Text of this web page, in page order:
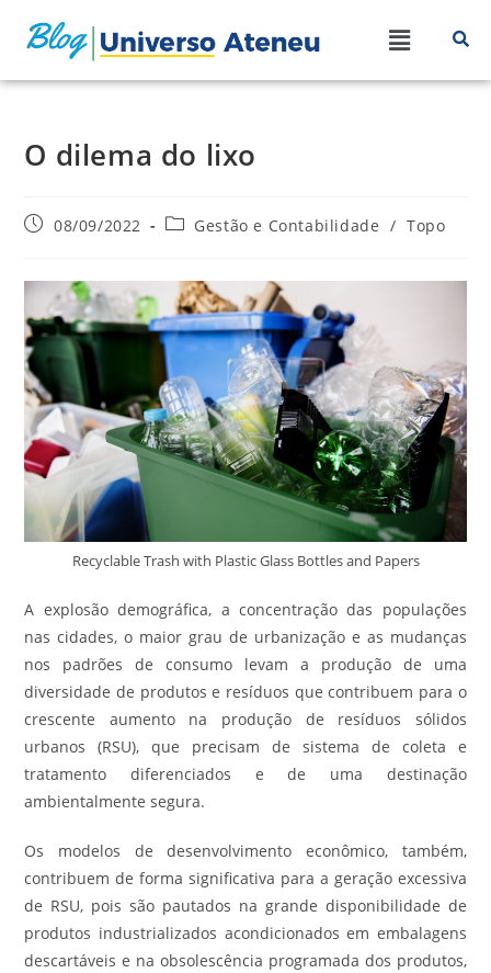
O dilema do lixo
08/09/2022 Gestão e Contabilidade / Topo
Recyclable Trash with Plastic Glass Bottles and Papers
A explosão demográfica, a concentração das populações
nas cidades, o maior grau de urbanização e as mudanças
nos padrões de consumo levam a produção de uma
diversidade de produtos e resíduos que contribuem para o
crescente aumento na produção de resíduos sólidos
urbanos (RSU), que precisam de sistema de coleta e
tratamento diferenciados e de uma destinação
ambientalmente segura.
Os modelos de desenvolvimento econômico, também,
contribuem de forma significativa para a geração excessiva
de RSU, pois são pautados na grande disponibilidade de
produtos industrializados acondicionados em embalagens
descartáveis e na obsolescência programada dos produtos,